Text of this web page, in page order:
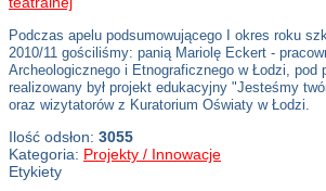
Podczas apelu podsumowującego I okres roku
2010/11 gościliśmy: panią Mariolę Eckert -
Archeologicznego i Etnograficznego w Łodzi, pod
realizowany był projekt edukacyjny "Jesteśmy
oraz wizytatorów z Kuratorium Oświaty w Łodzi.
Ilość odsłon: 3055
Kategoria: Projekty / Innowacje
Etykiety